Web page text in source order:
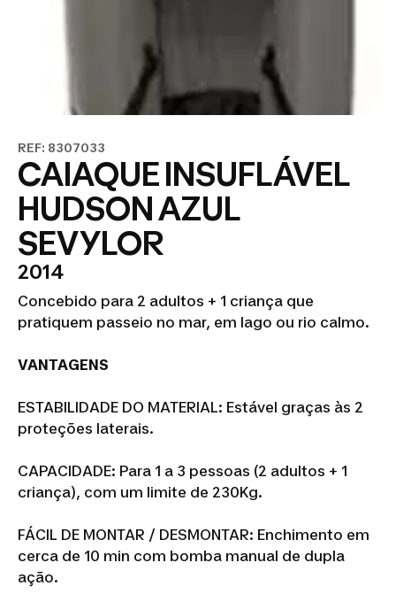
REF: 8307033
CAIAQUE INSUFLÁVEL
HUDSON AZUL
SEVYLOR
2014
Concebido para 2 adultos + 1 criança que
pratiquem passeio no mar, em lago ou rio calmo.
VANTAGENS
ESTABILIDADE DO MATERIAL: Estável graças às 2
proteções laterais.
CAPACIDADE: Para 1 a 3 pessoas (2 adultos + 1
criança), com um limite de 230Kg.
FÁCIL DE MONTAR / DESMONTAR: Enchimento em
cerca de 10 min com bomba manual de dupla
ação.